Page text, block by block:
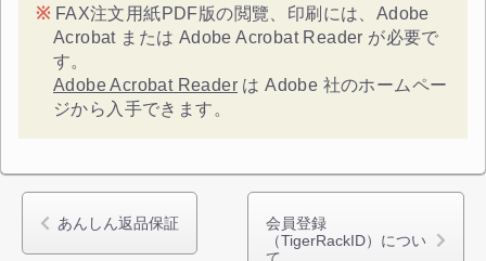
FAX注文用紙PDF版の閲覽、印刷には、Adobe
Acrobat または Adobe Acrobat Reader が必要で
す。
Adobe Acrobat Reader は Adobe 社のホームペー
ジから入手できます。
会員登録
（TigerRackID）につい
あんしん返品保証